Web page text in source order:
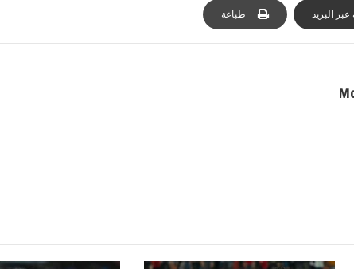
البريد طباعة